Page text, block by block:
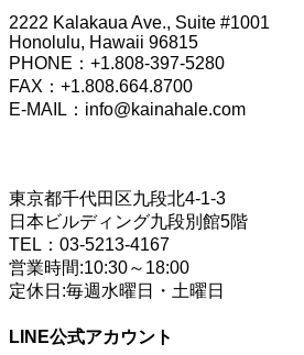
2222 Kalakaua Ave., Suite #1001
Honolulu, Hawaii 96815
PHONE：+1.808-397-5280
FAX：+1.808.664.8700
E-MAIL：info@kainahale.com
東京都千代田区九段北4-1-3
日本ビルディング九段別館5階
TEL：03-5213-4167
営業時間:10:30～18:00
定休日:毎週水曜日・土曜日
LINE公式アカウント